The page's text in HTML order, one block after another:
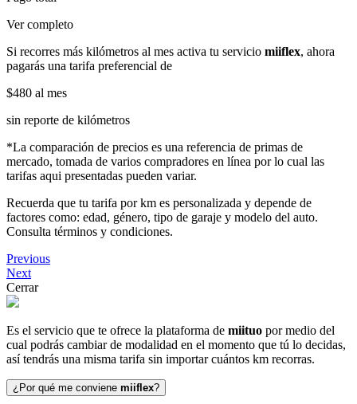
Ver completo
Si recorres más kilómetros al mes activa tu servicio miiflex, ahora
pagarás una tarifa preferencial de
$480 al mes
sin reporte de kilómetros
*La comparación de precios es una referencia de primas de
mercado, tomada de varios compradores en línea por lo cual las
tarifas aqui presentadas pueden variar.
Recuerda que tu tarifa por km es personalizada y depende de
factores como: edad, género, tipo de garaje y modelo del auto.
Consulta términos y condiciones.
Previous
Next
Cerrar
Es el servicio que te ofrece la plataforma de miituo por medio del
cual podrás cambiar de modalidad en el momento que tú lo decidas,
así tendrás una misma tarifa sin importar cuántos km recorras.
¿Por qué me conviene miiflex?